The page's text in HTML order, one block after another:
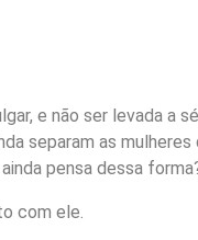
e não ser levada a
separam as mulheres
pensa dessa
com ele.